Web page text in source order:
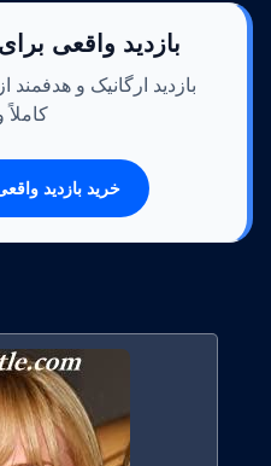
بازدید واقعی
بازدید ارگانیک و
کاملاً
خرید بازدید